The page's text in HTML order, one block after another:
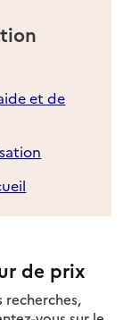
et de
de prix
recherches,